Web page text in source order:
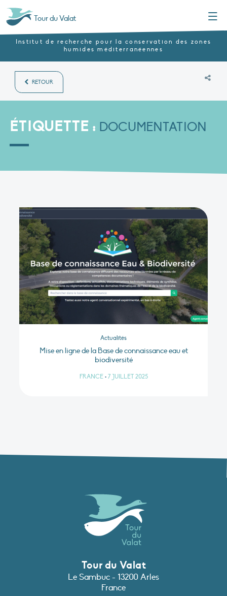
Tour du Valat
Institut de recherche pour la conservation des zones
humides méditerranéennes
RETOUR
ÉTIQUETTE : DOCUMENTATION
Actualités
Mise en ligne de la Base de connaissance eau et
biodiversité
FRANCE • 7 JUILLET 2025
Tour du Valat
Le Sambuc - 13200 Arles
France